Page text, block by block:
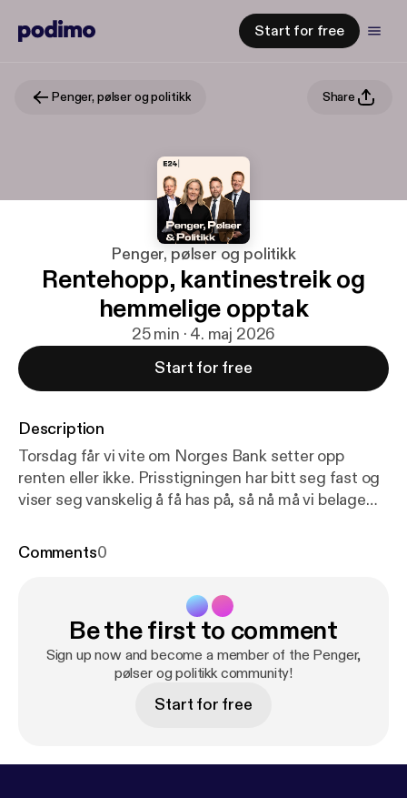
Start for free
Penger, pølser og politikk Share
Penger, pølser og politikk
Rentehopp, kantinestreik og
hemmelige opptak
25 min · 4. maj 2026
Start for free
Description
Torsdag får vi vite om Norges Bank setter opp
renten eller ikke. Prisstigningen har bitt seg fast og
viser seg vanskelig å få has på, så nå må vi belage
av jokeren kronen denne uken? Konflikten mellom
også innom streiken som nå også rammer vår egen
kantine, samt kombinasjonen øl, opptager og den
magiske tidsgrensen klokken 21:30.
Comments0
Be the first to comment
Sign up now and become a member of the Penger,
pølser og politikk community!
Start for free